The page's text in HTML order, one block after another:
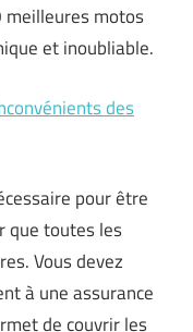
motos
et inoubliable.
des
pour être
que toutes les
Vous devez
à une assurance
de couvrir les